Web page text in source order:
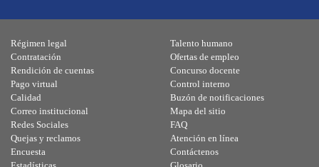
Régimen legal
Contratación
Rendición de cuentas
Pago virtual
Calidad
Talento humano
Ofertas de empleo
Concurso docente
Control interno
Buzón de notificaciones
Correo institucional
Redes Sociales
Quejas y reclamos
Encuesta
Mapa del sitio
FAQ
Atención en línea
Contáctenos